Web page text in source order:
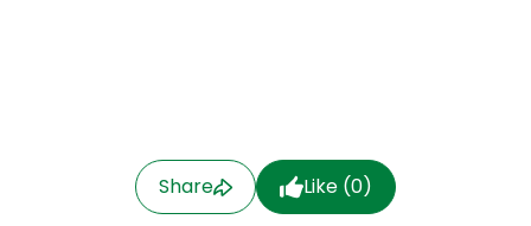
Share Like (0)